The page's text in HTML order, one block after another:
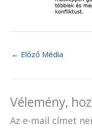
← Előző Média
Vélemény,
Az e-mail címet